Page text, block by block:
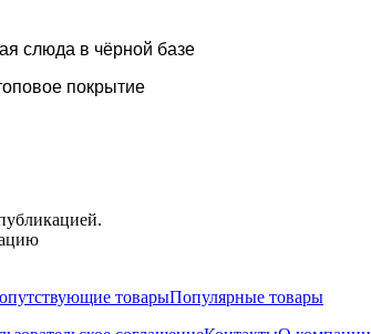
слюда в чёрной базе
покрытие
товарыПопулярные товары